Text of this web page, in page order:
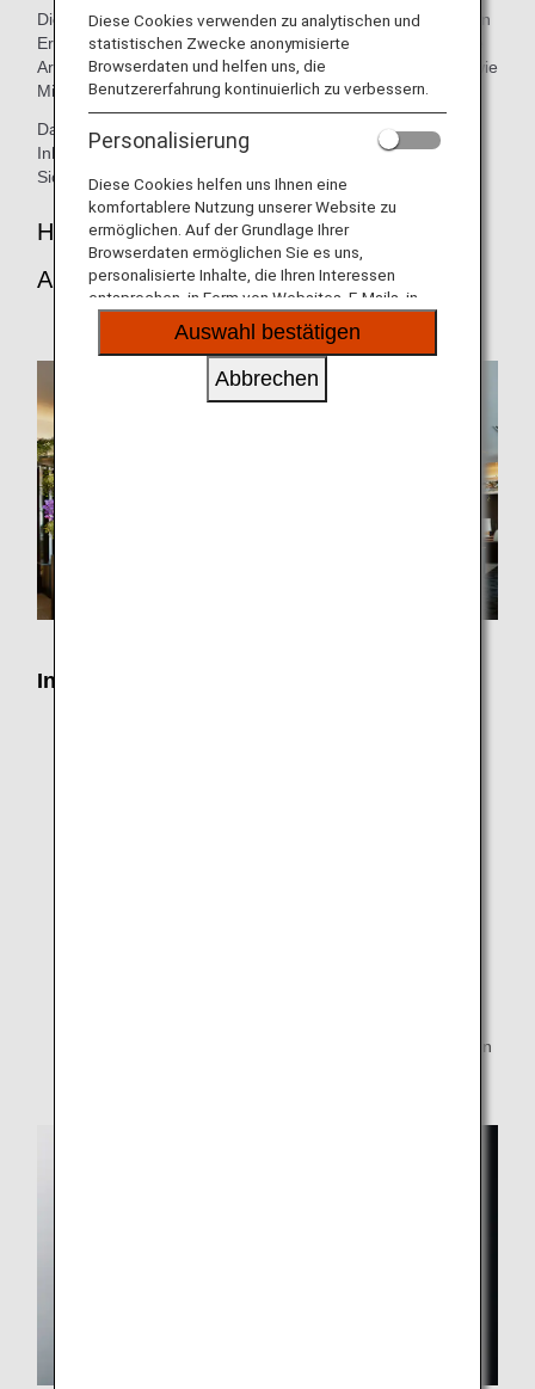
Die Mischung besteht aus 12 natürlichen Aromen und ist ein
Erlebnis für die Sinne. Es beinhaltet traditionelle japanische
Aromen wie Schirmtanne und Yoshino-Zeder und andere wie
Minze und Rosmarin.
Das Aroma wird aus den oben genannten natürlichen
Inhaltsstoffen hergestellt und entspricht den
Sicherheitsstandards internationaler Organisationen.
Hier können Sie das Original-Aroma von
ANA genießen
Innerjapanische Flüge
In bestimmten Fällen können einige Serviceleistungen
Diese Cookies verwenden zu analytischen und
statistischen Zwecke anonymisierte
Browserdaten und helfen uns, die
Benutzererfahrung kontinuierlich zu verbessern.
Personalisierung
Diese Cookies helfen uns Ihnen eine
komfortablere Nutzung unserer Website zu
ermöglichen. Auf der Grundlage Ihrer
Browserdaten ermöglichen Sie es uns,
personalisierte Inhalte, die Ihren Interessen
entsprechen, in Form von Websites, E-Mails, in
sozialen Medien und Werbung anzubieten.
Auswahl bestätigen
Abbrechen